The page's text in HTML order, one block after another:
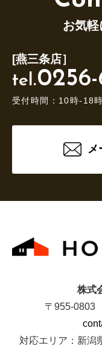
お気軽
[燕三条店］
tel.0256-
受付時間：10時-18
メ
株式
〒955-0803
対応エリア：新潟